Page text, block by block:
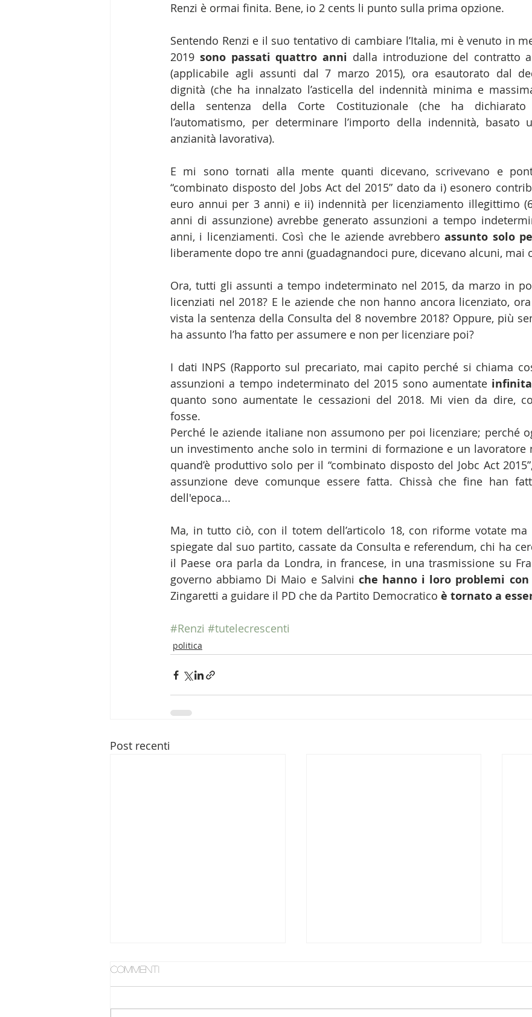
Renzi è ormai finita. Bene, io 2 cents li punto sulla prima opzione.
Sentendo Renzi e il suo tentativo di cambiare l’Italia, mi è venuto in
2019 sono passati quattro anni dalla introduzione del contratto
(applicabile agli assunti dal 7 marzo 2015), ora esautorato dal
dignità (che ha innalzato l’asticella del indennità minima e
della sentenza della Corte Costituzionale (che ha dichiarato
l’automatismo, per determinare l’importo della indennità, basato
anzianità lavorativa).
E mi sono tornati alla mente quanti dicevano, scrivevano e
“combinato disposto del Jobs Act del 2015” dato da i) esonero
euro annui per 3 anni) e ii) indennità per licenziamento illegittimo
anni di assunzione) avrebbe generato assunzioni a tempo
anni, i licenziamenti. Così che le aziende avrebbero assunto solo
liberamente dopo tre anni (guadagnandoci pure, dicevano alcuni, mai
Ora, tutti gli assunti a tempo indeterminato nel 2015, da marzo in
licenziati nel 2018? E le aziende che non hanno ancora licenziato,
vista la sentenza della Consulta del 8 novembre 2018? Oppure, più
ha assunto l’ha fatto per assumere e non per licenziare poi?
I dati INPS (Rapporto sul precariato, mai capito perché si chiama
assunzioni a tempo indeterminato del 2015 sono aumentate
quanto sono aumentate le cessazioni del 2018. Mi vien da dire,
fosse.
Perché le aziende italiane non assumono per poi licenziare; perché
un investimento anche solo in termini di formazione e un lavoratore
quand’è produttivo solo per il “combinato disposto del Jobc Act
assunzione deve comunque essere fatta. Chissà che fine han
dell'epoca...
Ma, in tutto ciò, con il totem dell’articolo 18, con riforme votate
spiegate dal suo partito, cassate da Consulta e referendum, chi ha
il Paese ora parla da Londra, in francese, in una trasmissione su
governo abbiamo Di Maio e Salvini che hanno i loro problemi
Zingaretti a guidare il PD che da Partito Democratico è tornato a
#Renzi #tutelecrescenti
politica
Post recenti
Commenti